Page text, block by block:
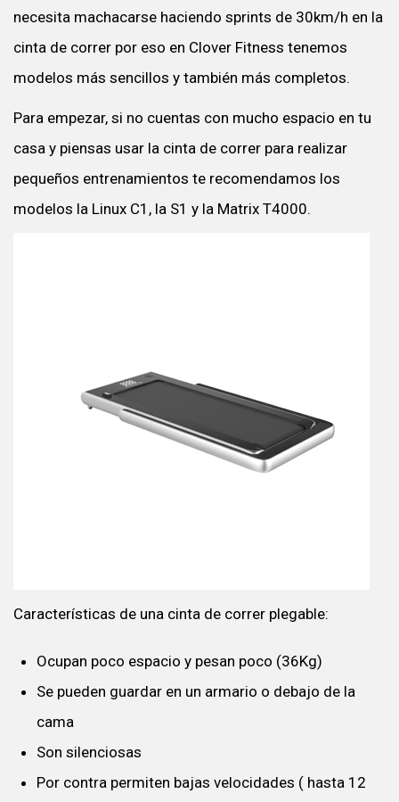
necesita machacarse haciendo sprints de 30km/h en la
cinta de correr por eso en Clover Fitness tenemos
modelos más sencillos y también más completos.
Para empezar, si no cuentas con mucho espacio en tu
casa y piensas usar la cinta de correr para realizar
pequeños entrenamientos te recomendamos los
modelos la Linux C1, la S1 y la Matrix T4000.
Características de una cinta de correr plegable:
Ocupan poco espacio y pesan poco (36Kg)
Se pueden guardar en un armario o debajo de la
cama
Son silenciosas
Por contra permiten bajas velocidades ( hasta 12